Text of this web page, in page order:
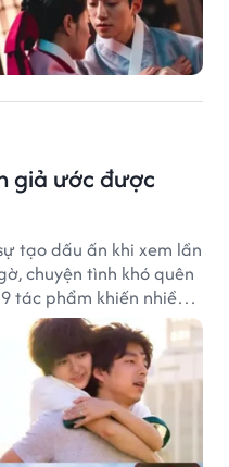
giả ước được
tạo dấu ấn khi xem lần
chuyện tình khó quên
tác phẩm khiến nhiều
lại từ đầu.